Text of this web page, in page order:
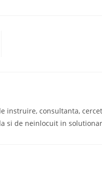
instruire, consultanta,
si de neinlocuit in